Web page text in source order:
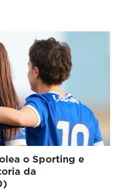
o Sporting e
da